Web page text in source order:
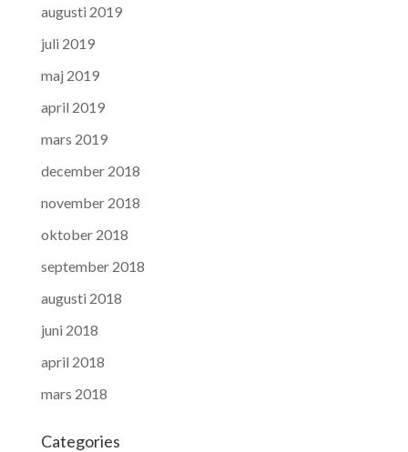
augusti 2019
juli 2019
maj 2019
april 2019
mars 2019
december 2018
november 2018
oktober 2018
september 2018
augusti 2018
juni 2018
april 2018
mars 2018
Categories